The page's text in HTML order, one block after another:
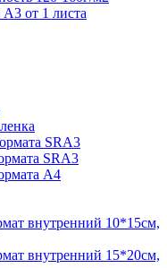
от 1 листа
SRА3
SRА3
А4
внутренний 10*15см,
внутренний 15*20см,